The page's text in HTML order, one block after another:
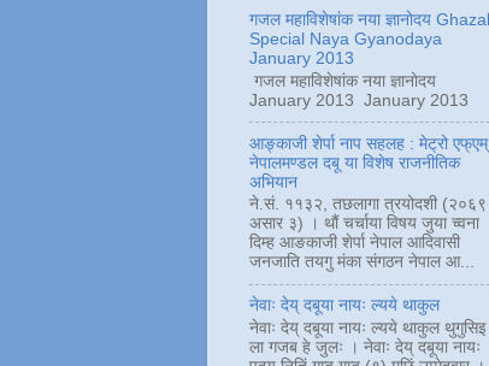
गजल महाविशेषांक नया ज्ञानोदय Ghazal
Special Naya Gyanodaya
January 2013
गजल महाविशेषांक नया ज्ञानोदय
January 2013 January 2013
आङ्काजी शेर्पा नाप सहलह : मेट्रो एफ्एम्
नेपालमण्डल दबू या विशेष राजनीतिक
अभियान
ने.सं. ११३२, तछलागा त्रयोदशी (२०६९
असार ३) । थौं चर्चाया विषय जुया च्वना
दिम्ह आङकाजी शेर्पा नेपाल आदिवासी
जनजाति तयगु मंका संगठन नेपाल आ...
नेवाः देय् दबूया नायः ल्यये थाकुल
नेवाः देय् दबूया नायः ल्यये थाकुल थुगुसिइ
ला गजब हे जुलः । नेवाः देय् दबूया नायः